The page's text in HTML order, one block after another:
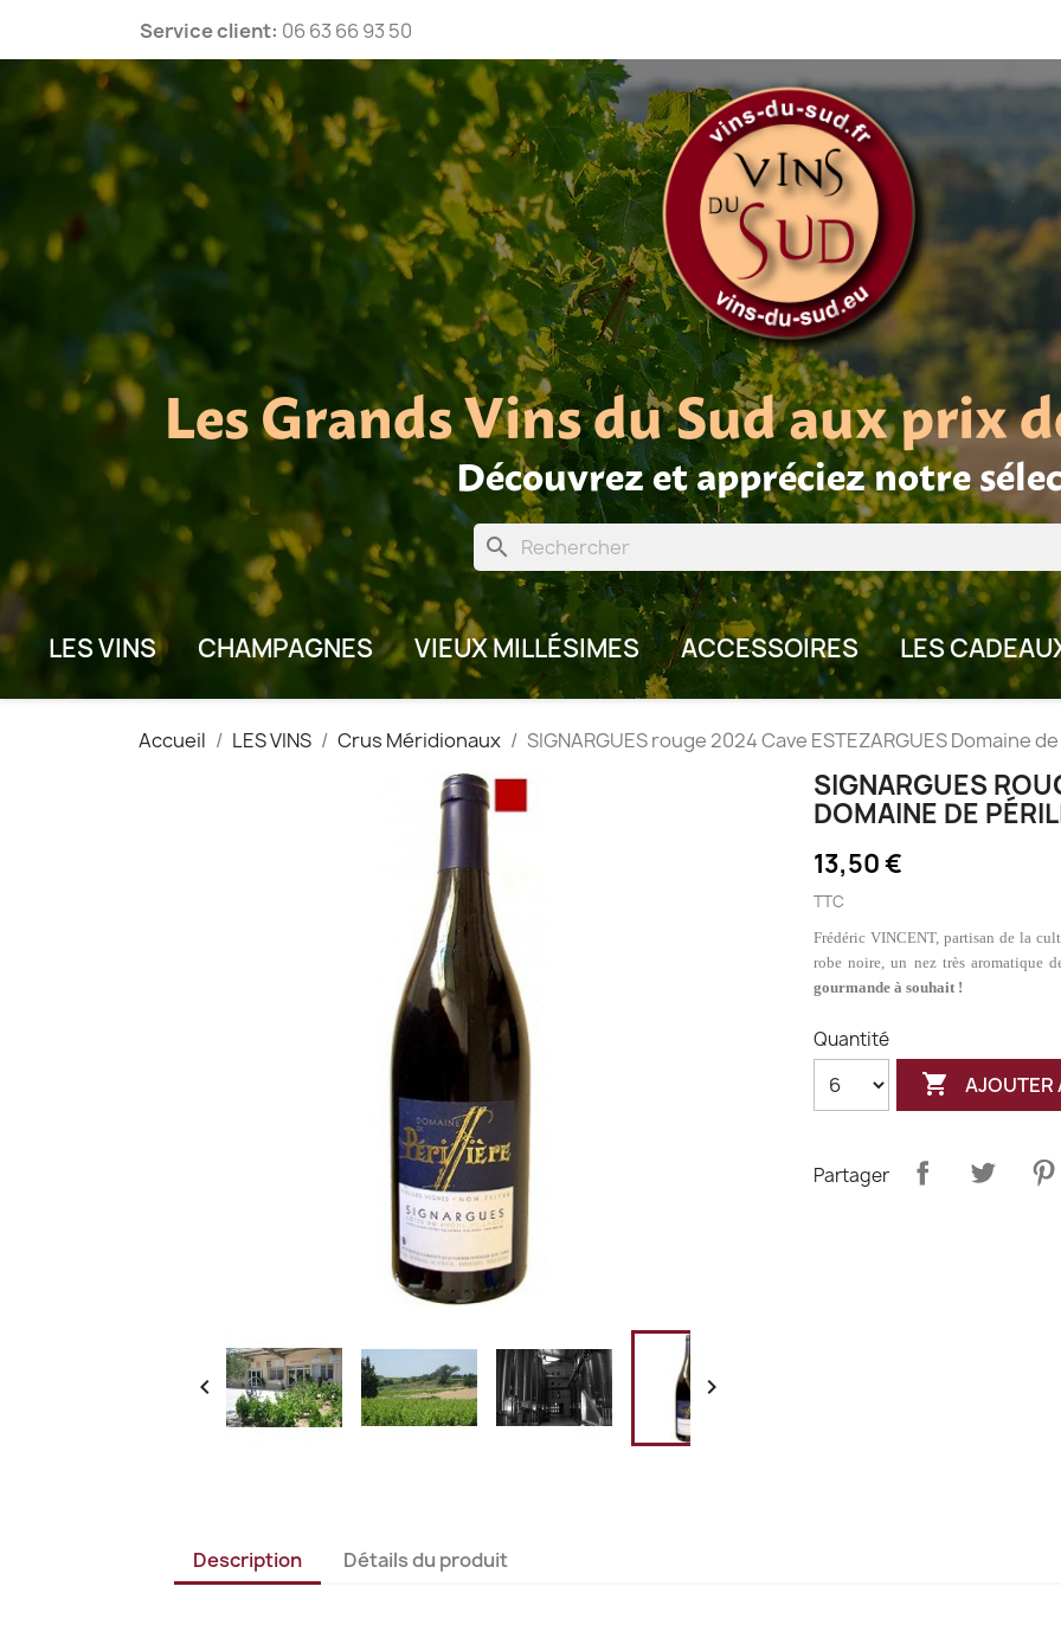
Service client: 06 63 66 93 50
Les Grands Vins du Sud aux prix
Découvrez et appréciez notre
search
LES VINS CHAMPAGNES VIEUX MILLÉSIMES ACCESSOIRES LES
Accueil LES VINS Crus Méridionaux SIGNARGUES rouge 2024 Cave ESTEZARGUES Domaine
 
SIGNARGUES
DOMAINE DE
13,50 €
TTC
Frédéric VINCENT, partisan de la
robe noire, un nez très aromatique
gourmande à souhait !
Quantité
 AJOUTER
Partager
Description Détails du produit